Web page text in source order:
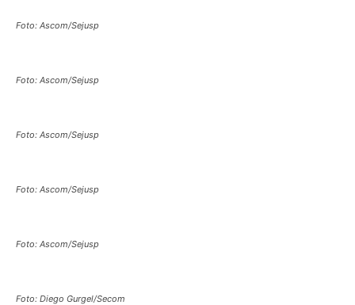
Foto: Ascom/Sejusp
Foto: Ascom/Sejusp
Foto: Ascom/Sejusp
Foto: Ascom/Sejusp
Foto: Ascom/Sejusp
Foto: Diego Gurgel/Secom